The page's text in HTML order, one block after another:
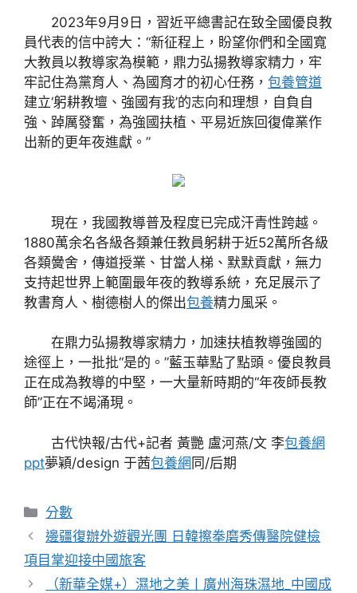
2023年9月9日，習近平總書記在致全國優良教
員代表的信中誇大：“新征程上，盼望你們和全國寬
大教員以教導家為模範，鼎力弘揚教導家精力，牢
牢記住為黨育人、為國育才的初心任務， 包養管道
建立‘躬耕教壇、強國有我’的志向和理想，自負自
強、踔厲發奮，為強國扶植、平易近族回復偉業作
出新的更年夜進獻。”
現在，我國教導普及程度已完成汗青性跨越。
1880萬余名各級各類兼任教員躬耕于近52萬所各級
各類黌舍，傳道授業、甘當人梯、默默貢獻，無力
支持起世界上範圍最年夜的教導系統，充足展示了
教書育人、樹德樹人的傑出包養精力風采。
在鼎力弘揚教導家精力，加速扶植教導強國的
途徑上，一批批“是的。”藍玉華點了點頭。優良教員
正在成為教導的中堅，一大量新時期的“年夜師長教
師”正在不竭涌現。
古代快報/古代+記者 黃艷 盧河燕/文 李包養網
ppt夢穎/design 于茜包養網 同/后期
分
類
分數
邊疆復辦外遊觀光團 日韓擦拳磨秀傳醫院健檢
項目掌迎接中國旅客
（新華全媒+）濕地之美丨廣州海珠濕地_中國成